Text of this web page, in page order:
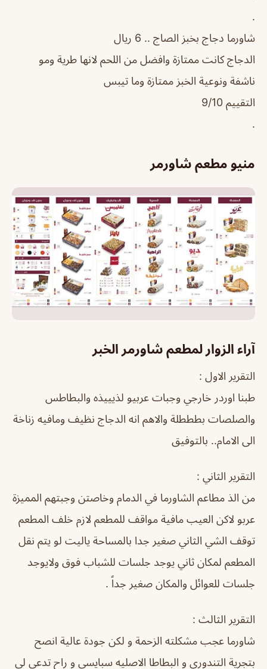
.
شاورما دجاج بخبز الصاج .. 6 ريال
الدجاج كانت ممتازة وافضل من اللحم لانها طرية ومو
ناشفة ونوعية الخبز ممتازة وما تيبس
التقييم 9/10
.
منيو مطعم شاورمر
آراء الزوار لمطعم شاورمر الخبر
التقرير الاول :
طبنا اوردر خارجي وجبات عربيو لذيييذه والبطاطس
والصلصات بطططلة والاهم انه الدجاج نظيف ومافيه زناخة
الى الامام.. بالتوفيق
التقرير الثاني :
من الذ مطاعم الشاورما في الدمام وخاصتن وجبتهم المميزة
عربو لاكن العيب مافية مواقف للمطعم لازم خلف المطعم
توقف الشي الثاني صغير جدا بالمساحة ياليت لو يتم نقل
المطعم لمكان ثاني يوجد جلسات للشباب فوق ولايوجد
جلسات للعوائل والمكان صغير جداً .
التقرير الثالث :
شاورما عجب مشكلته الزحمة و لكن جودة عالية انصح
بتجرية التندوري و البطاطا الاصليه سبايسي و راح تدعي لي